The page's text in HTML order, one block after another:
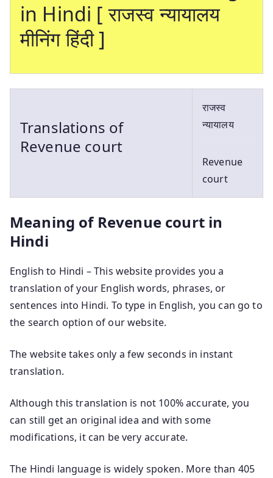
in Hindi [ राजस्व न्यायालय
मीनिंग हिंदी ]
Translations of
Revenue court
राजस्व
न्यायालय
Revenue
court
Meaning of Revenue court in
Hindi
English to Hindi – This website provides you a
translation of your English words, phrases, or
sentences into Hindi. To type in English, you can go to
the search option of our website.
The website takes only a few seconds in instant
translation.
Although this translation is not 100% accurate, you
can still get an original idea and with some
modifications, it can be very accurate.
The Hindi language is widely spoken. More than 405